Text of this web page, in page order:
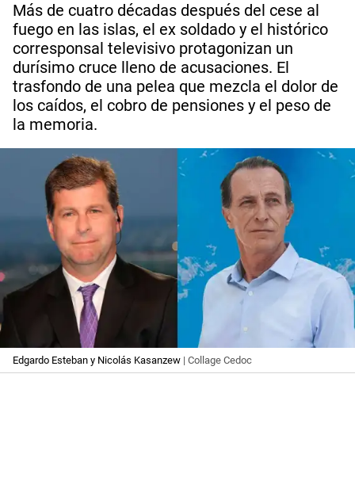
Más de cuatro décadas después del cese al
fuego en las islas, el ex soldado y el histórico
corresponsal televisivo protagonizan un
durísimo cruce lleno de acusaciones. El
trasfondo de una pelea que mezcla el dolor de
los caídos, el cobro de pensiones y el peso de
la memoria.
Edgardo Esteban y Nicolás Kasanzew | Collage Cedoc